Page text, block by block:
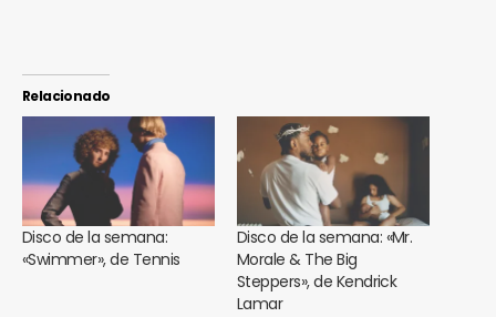
Relacionado
Disco de la semana:
«Swimmer», de Tennis
Disco de la semana: «Mr.
Morale & The Big
Steppers», de Kendrick
Lamar